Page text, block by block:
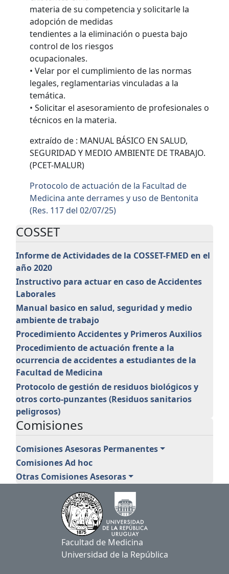
COSSET
Informe de Actividades de la COSSET-FMED en el
año 2020
Instructivo para actuar en caso de Accidentes
Laborales
Manual basico en salud, seguridad y medio
ambiente de trabajo
Procedimiento Accidentes y Primeros Auxilios
Procedimiento de actuación frente a la
ocurrencia de accidentes a estudiantes de la
Facultad de Medicina
Protocolo de gestión de residuos biológicos y
otros corto-punzantes (Residuos sanitarios
peligrosos)
Comisiones
Comisiones Asesoras Permanentes
Comisiones Ad hoc
Otras Comisiones Asesoras
materia de su competencia y solicitarle la
adopción de medidas
tendientes a la eliminación o puesta bajo
control de los riesgos
ocupacionales.
• Velar por el cumplimiento de las normas
legales, reglamentarias vinculadas a la
temática.
• Solicitar el asesoramiento de profesionales o
técnicos en la materia.
extraído de : MANUAL BÁSICO EN SALUD,
SEGURIDAD Y MEDIO AMBIENTE DE TRABAJO.
(PCET-MALUR)
Protocolo de actuación de la Facultad de
Medicina ante derrames y uso de Bentonita
(Res. 117 del 02/07/25)
Facultad de Medicina
Universidad de la República